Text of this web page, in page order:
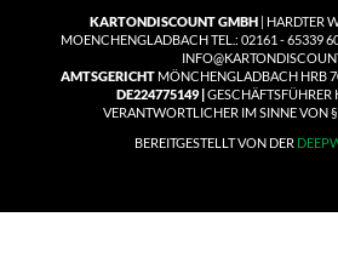
KARTONDISCOUNT GMBH | HARDTER
MOENCHENGLADBACH TEL.: 02161 - 65339
AMTSGERICHT MÖNCHENGLADBACH HRB
DE224775149 |GESCHÄFTSFÜHRER
VERANTWORTLICHER IM SINNE VON
BEREITGESTELLT VON DER